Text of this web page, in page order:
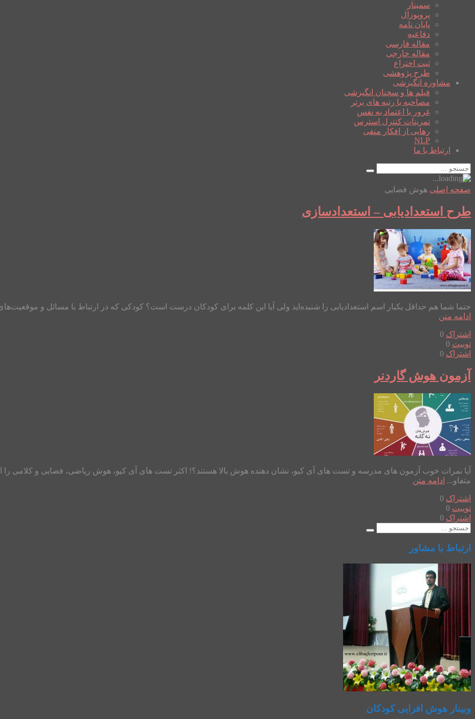
سمینار
پروپوزال
پایان نامه
دفاعیه
مقاله فارسی
مقاله خارجی
ثبت اختراع
طرح پژوهشی
مشاوره انگیزشی
فیلم ها و سخنان انگیزشی
مصاحبه با رتبه های برتر
غرور یا اعتماد به نفس
تمرینات کنترل استرس
رهایی از افکار منفی
NLP
ارتباط با ما
صفحه اصلی هوش فضایی
طرح استعدادیابی – استعدادسازی
حتما شما هم حداقل یکبار اسم استعدادیابی را شنیده‌اید ولی آیا این کلمه برای کودکان درست است؟ کودکی که در ارتباط با مسائل و
ادامه متن
اشتراک 0
توییت 0
اشتراک 0
آزمون هوش گاردنر
آیا نمرات خوب آزمون های مدرسه و تست های آی کیو، نشان دهنده هوش بالا هستند؟! اکثر تست های آی کیو، هوش ریاضی، فضایی و کلامی را
متفاو... ادامه متن
اشتراک 0
توییت 0
اشتراک 0
ارتباط با مشاور
وبینار هوش افزایی کودکان